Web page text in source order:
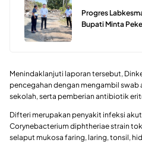
Progres
Bupati Minta
Menindaklanjuti laporan tersebut,
pencegahan dengan mengambil
sekolah, serta pemberian antibiotik
Difteri merupakan penyakit infeksi
Corynebacterium diphtheriaestrain
selaput mukosa faring, laring, tonsil,